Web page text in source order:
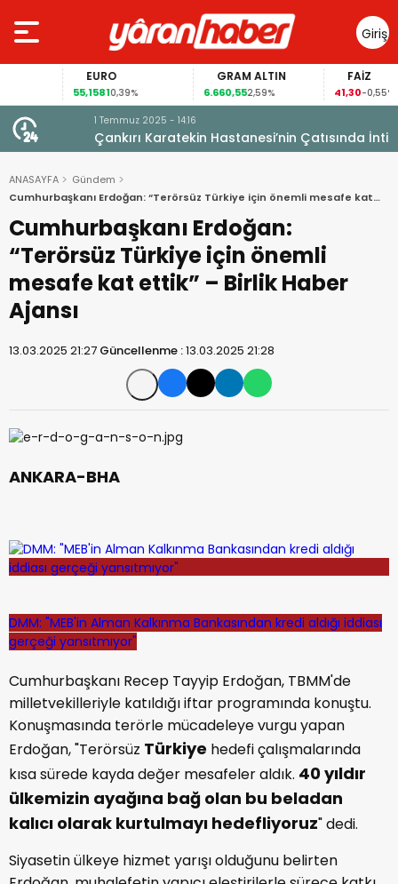
Giriş
Yap
EURO
55,15810,39%
GRAM ALTIN
6.660,552,59%
FAİZ
41,30-0,55%
1 Temmuz 2025 - 14:16
Çankırı Karatekin Hastanesi’nin Çatısında İntihar
Girişimi: Belediye Başkanını Çağırdı
ANASAYFA
Gündem
Cumhurbaşkanı Erdoğan: “Terörsüz Türkiye için önemli mesafe kat
ettik” – Birlik Haber Ajansı
Cumhurbaşkanı Erdoğan:
“Terörsüz Türkiye için önemli
mesafe kat ettik” – Birlik Haber
Ajansı
13.03.2025 21:27 Güncellenme :13.03.2025 21:28
ANKARA-BHA
DMM: "MEB'in Alman Kalkınma Bankasından kredi aldığı iddiası
gerçeği yansıtmıyor"
Cumhurbaşkanı Recep Tayyip Erdoğan, TBMM'de
milletvekilleriyle katıldığı iftar programında konuştu.
Konuşmasında terörle mücadeleye vurgu yapan
Erdoğan, "Terörsüz Türkiye hedefi çalışmalarında
kısa sürede kayda değer mesafeler aldık. 40 yıldır
ülkemizin ayağına bağ olan bu beladan
kalıcı olarak kurtulmayı hedefliyoruz" dedi.
Siyasetin ülkeye hizmet yarışı olduğunu belirten